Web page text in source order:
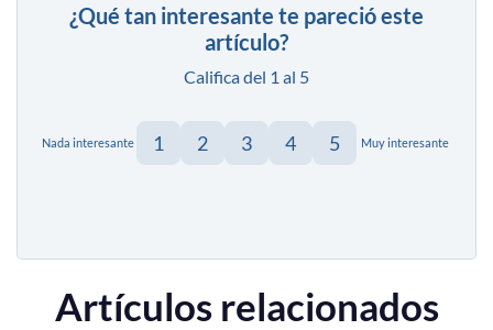
¿Qué tan interesante te pareció este
artículo?
Califica del 1 al 5
Nada interesante 1 2 3 4 5 Muy interesante
Artículos relacionados